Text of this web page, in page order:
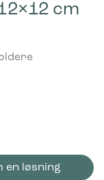
cm
Svart antall
en løsning